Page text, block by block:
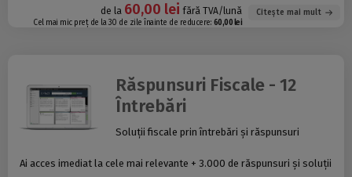
de la 60,00 leifără TVA/lună
Cel mai mic preț de la 30 de zile înainte de reducere: 60,00 lei
Citește mai mult
Răspunsuri Fiscale - 12
Întrebări
Soluții fiscale prin întrebări și răspunsuri
Ai acces imediat la cele mai relevante + 3.000 de răspunsuri și soluții